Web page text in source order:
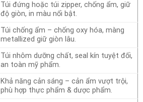
Túi đứng hoặc túi zipper, chống ẩm, giữ
độ giòn, in màu nổi bật.
Túi chống ẩm – chống oxy hóa, màng
metallized giữ giòn lâu.
Túi nhôm dưỡng chất, seal kín tuyệt đối,
an toàn mỹ phẩm.
Khả năng cản sáng – cản ẩm vượt trội,
phù hợp thực phẩm & dược phẩm.